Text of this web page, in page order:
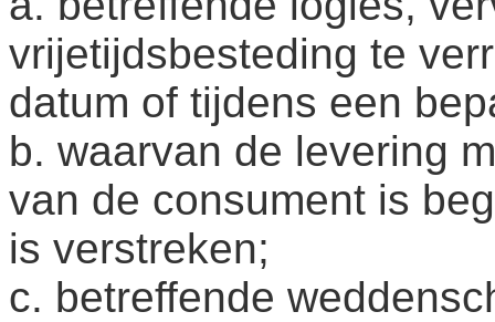
vrijetijdsbesteding te
datum of tijdens een
b. waarvan de levering
van de consument is
is verstreken;
c. betreffende